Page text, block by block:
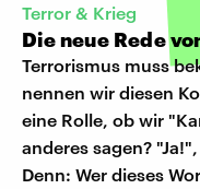
Terror & Krieg
Die neue Rede
Terrorismus muss
nennen wir diesen
eine Rolle, ob wir
anderes sagen?
Denn: Wer dieses